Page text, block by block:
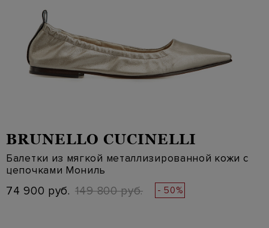
BRUNELLO CUCINELLI
Балетки из мягкой металлизированной кожи с
цепочками Мониль
74 900 руб. 149 800 руб. - 50%